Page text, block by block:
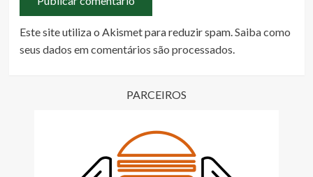
Este site utiliza o Akismet para reduzir spam.Saiba como
seus dados em comentários são processados.
PARCEIROS